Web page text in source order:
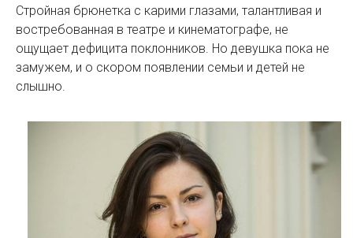
Стройная брюнетка с карими глазами, талантливая и
востребованная в театре и кинематографе, не
ощущает дефицита поклонников. Но девушка пока не
замужем, и о скором появлении семьи и детей не
слышно.